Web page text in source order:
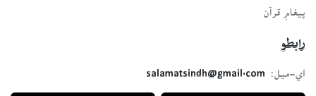
پيغامِ قرآن
رابطو
اي-ميل:
salamatsindh@gmail.com